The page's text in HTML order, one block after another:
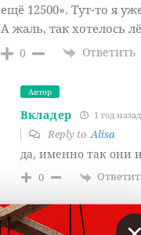
ещё 12500». Тут-то я
А жаль, так хотелось
0 Ответить
Автор
Вкладер 1 год назад
Reply toAlisa
да, именно так они
0
Базилио 1 год назад